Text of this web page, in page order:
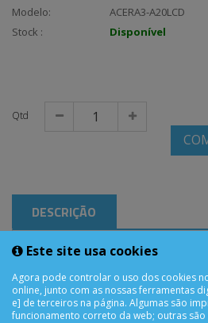
Modelo:
ACERA3-A20LCD
Stock :
Disponível
Qtd
DESCRIÇÃO
Acer Iconia A3-A20 LCD
Este site usa cookies
Agora pode controlar o uso dos cookies
online, junto com as nossas ferramentas
e] de terceiros na página. Algumas são
funcionamento correto da web; outras